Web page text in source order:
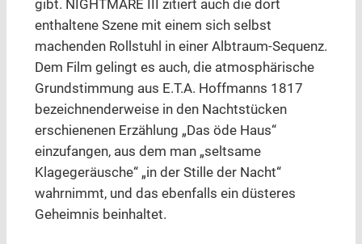
gibt. NIGHTMARE III zitiert auch die dort
enthaltene Szene mit einem sich selbst
machenden Rollstuhl in einer Albtraum-Sequenz.
Dem Film gelingt es auch, die atmosphärische
Grundstimmung aus E.T.A. Hoffmanns 1817
bezeichnenderweise in den Nachtstücken
erschienenen Erzählung „Das öde Haus“
einzufangen, aus dem man „seltsame
Klagegeräusche“ „in der Stille der Nacht“
wahrnimmt, und das ebenfalls ein düsteres
Geheimnis beinhaltet.